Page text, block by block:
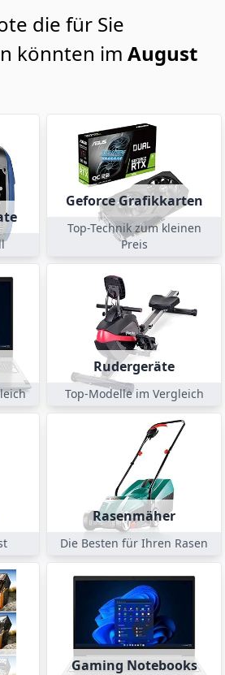
die für Sie
könnten im August
Geforce Grafikkarten
Top-Technik zum kleinen
Preis
Rudergeräte
Top-Modelle im Vergleich
Rasenmäher
Die Besten für Ihren Rasen
Gaming Notebooks